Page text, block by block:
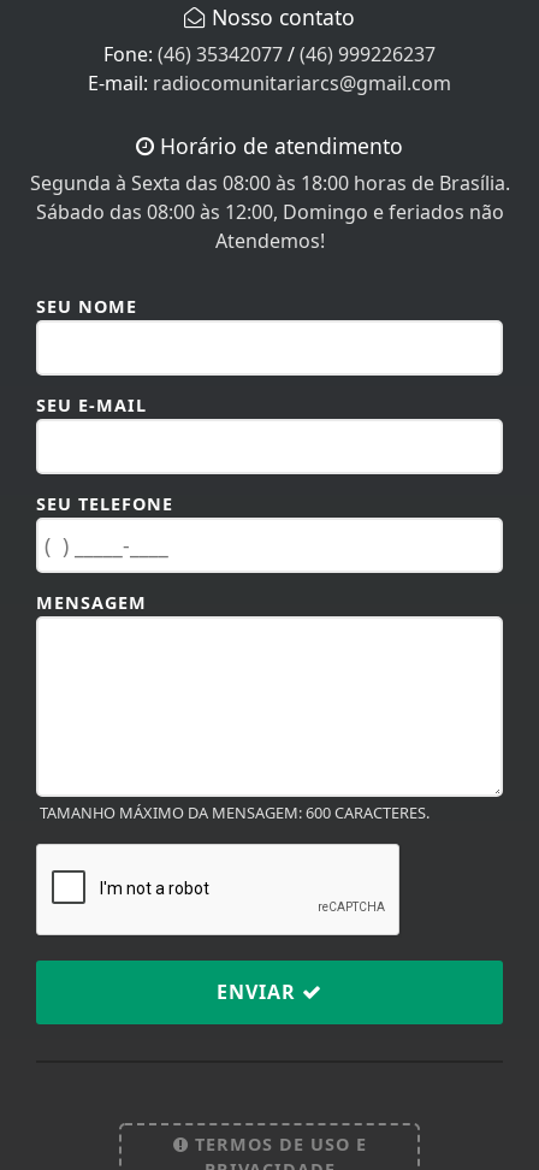
Nosso contato
Fone: (46) 35342077/(46) 999226237
E-mail: radiocomunitariarcs@gmail.com
Horário de atendimento
Segunda à Sexta das 08:00 às 18:00 horas de Brasília.
Sábado das 08:00 às 12:00, Domingo e feriados não
Atendemos!
SEU NOME
SEU E-MAIL
SEU TELEFONE
MENSAGEM
TAMANHO MÁXIMO DA MENSAGEM: 600 CARACTERES.
ENVIAR
TERMOS DE USO E
entendemos que você concorda com nossos Termos
de Uso e Privacidade.